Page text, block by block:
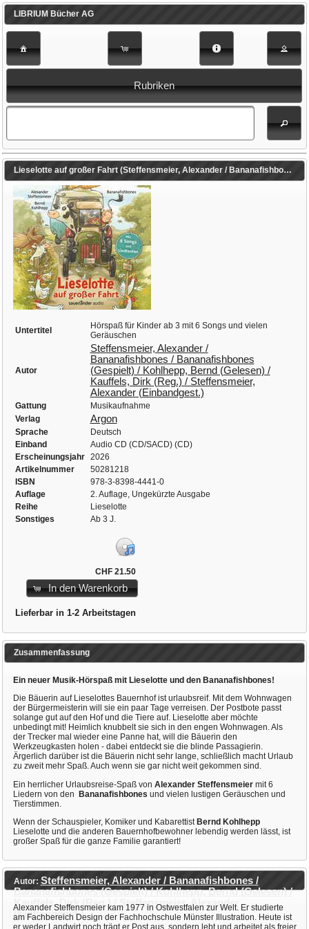
LIBRIUM Bücher AG
Rubriken
Lieselotte auf großer Fahrt (Steffensmeier, Alexander / Bananafishbones / Bananafishbones (Gespielt) / Kohlhepp, Bernd (Gelesen) / Kauffels, Dirk (Reg.) / Steffensmeier, Alexander (Einbandgest.))
Untertitel
Hörspaß für Kinder ab 3 mit 6 Songs und vielen
Geräuschen
Autor
Steffensmeier, Alexander /
Bananafishbones / Bananafishbones
(Gespielt) / Kohlhepp, Bernd (Gelesen) /
Kauffels, Dirk (Reg.) / Steffensmeier,
Alexander (Einbandgest.)
Gattung
Musikaufnahme
Verlag
Argon
Sprache
Deutsch
Einband
Audio CD (CD/SACD) (CD)
Erscheinungsjahr
2026
Artikelnummer
50281218
ISBN
978-3-8398-4441-0
Auflage
2. Auflage, Ungekürzte Ausgabe
Reihe
Lieselotte
Sonstiges
Ab 3 J.
CHF 21.50
In den Warenkorb
Lieferbar in 1-2 Arbeitstagen
Zusammenfassung
Ein neuer Musik-Hörspaß mit Lieselotte und den Bananafishbones!
Die Bäuerin auf Lieselottes Bauernhof ist urlaubsreif. Mit dem Wohnwagen
der Bürgermeisterin will sie ein paar Tage verreisen. Der Postbote passt
solange gut auf den Hof und die Tiere auf. Lieselotte aber möchte
unbedingt mit! Heimlich knubbelt sie sich in den engen Wohnwagen. Als
der Trecker mal wieder eine Panne hat, will die Bäuerin den
Werkzeugkasten holen - dabei entdeckt sie die blinde Passagierin.
Ärgerlich darüber ist die Bäuerin nicht sehr lange, schließlich macht Urlaub
zu zweit mehr Spaß. Auch wenn sie gar nicht weit gekommen sind.
Ein herrlicher Urlaubsreise-Spaß von Alexander Steffensmeiermit 6
Liedern von den Bananafishbones und vielen lustigen Geräuschen und
Tierstimmen.
Wenn der Schauspieler, Komiker und KabarettistBernd Kohlhepp
Lieselotte und die anderen Bauernhofbewohner lebendig werden lässt, ist
großer Spaß für die ganze Familie garantiert!
Autor: Steffensmeier, Alexander / Bananafishbones /
Bananafishbones (Gespielt) / Kohlhepp, Bernd (Gelesen) /
Kauffels, Dirk (Reg.) / Steffensmeier, Alexander
(Einbandgest.)
Alexander Steffensmeier kam 1977 in Ostwestfalen zur Welt. Er studierte
am Fachbereich Design der Fachhochschule Münster Illustration. Heute ist